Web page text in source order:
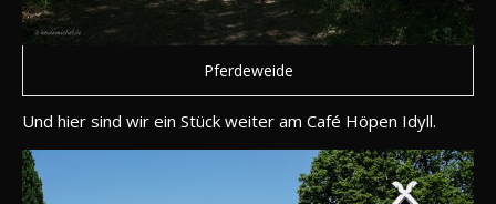
Pferdeweide
Und hier sind wir ein Stück weiter am Café Höpen Idyll.